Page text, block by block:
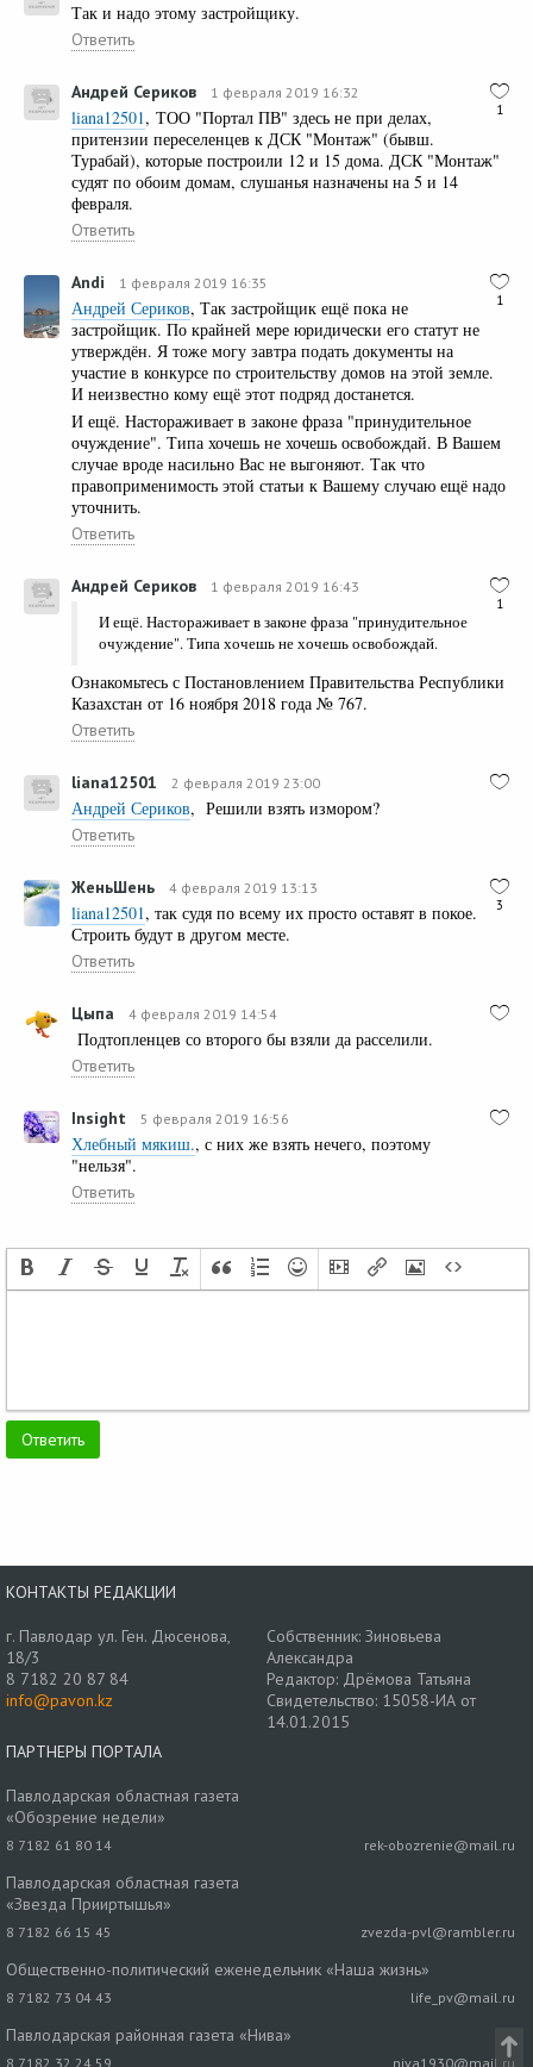
Так и надо этому застройщику.
Ответить
1
Андрей Сериков 1 февраля 2019 16:32
liana12501, ТОО "Портал ПВ" здесь не при делах,
притензии переселенцев к ДСК "Монтаж" (бывш.
Турабай), которые построили 12 и 15 дома. ДСК "Монтаж"
судят по обоим домам, слушанья назначены на 5 и 14
февраля.
Ответить
1
Andi 1 февраля 2019 16:35
Андрей Сериков, Так застройщик ещё пока не
застройщик. По крайней мере юридически его статут не
утверждён. Я тоже могу завтра подать документы на
участие в конкурсе по строительству домов на этой земле.
И неизвестно кому ещё этот подряд достанется.
И ещё. Настораживает в законе фраза "принудительное
очуждение". Типа хочешь не хочешь освобождай. В Вашем
случае вроде насильно Вас не выгоняют. Так что
правоприменимость этой статьи к Вашему случаю ещё надо
уточнить.
Ответить
1
Андрей Сериков 1 февраля 2019 16:43
И ещё. Настораживает в законе фраза "принудительное
очуждение". Типа хочешь не хочешь освобождай.
Ознакомьтесь с Постановлением Правительства Республики
Казахстан от 16 ноября 2018 года № 767.
Ответить
liana12501 2 февраля 2019 23:00
Андрей Сериков, Решили взять измором?
Ответить
3
ЖеньШень 4 февраля 2019 13:13
liana12501, так судя по всему их просто оставят в покое.
Строить будут в другом месте.
Ответить
Цыпа 4 февраля 2019 14:54
Подтопленцев со второго бы взяли да расселили.
Ответить
Insight 5 февраля 2019 16:56
Хлебный мякиш., с них же взять нечего, поэтому
"нельзя".
Ответить
КОНТАКТЫ РЕДАКЦИИ
г. Павлодар ул. Ген. Дюсенова,
18/3
8 7182 20 87 84
info@pavon.kz
Собственник: Зиновьева
Александра
Редактор: Дрёмова Татьяна
Свидетельство: 15058-ИА от
14.01.2015
ПАРТНЕРЫ ПОРТАЛА
Павлодарская областная газета
«Обозрение недели»
8 7182 61 80 14 rek-obozrenie@mail.ru
Павлодарская областная газета
«Звезда Прииртышья»
8 7182 66 15 45 zvezda-pvl@rambler.ru
Общественно-политический еженедельник «Наша жизнь»
8 7182 73 04 43 life_pv@mail.ru
Павлодарская районная газета «Нива»
8 7182 32 24 59 niva1930@mail.ru